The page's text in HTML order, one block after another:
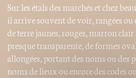
Sur les étals des marchés et chez
il arrive souvent de voir, rangées ou
de terre jaunes, rouges, marron clair
presque transparente, de formes
allongées, portant des noms ou des
noms de lieux ou encore des codes